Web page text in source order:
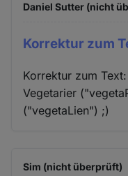
Daniel Sutter (nicht
Korrektur zum
Korrektur zum
Vegetarier
("vegetaLien") ;)
Sim (nicht überprüft)